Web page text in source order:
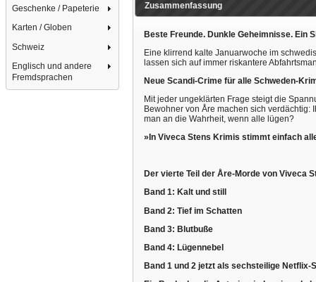
Geschenke / Papeterie
Karten / Globen
Schweiz
Englisch und andere
Fremdsprachen
Zusammenfassung
Beste Freunde. Dunkle Geheimnisse. Ein
Eine klirrend kalte Januarwoche im
lassen sich auf immer riskantere
Neue Scandi-Crime für alle Schweden-
Mit jeder ungeklärten Frage steigt die
Bewohner von Åre machen sich
man an die Wahrheit, wenn alle lügen?
»In Viveca Stens Krimis stimmt einfach
Der vierte Teil der Åre-Morde von Viveca
Band 1: Kalt und still
Band 2: Tief im Schatten
Band 3: Blutbuße
Band 4: Lügennebel
Band 1 und 2 jetzt als sechsteilige Netflix-